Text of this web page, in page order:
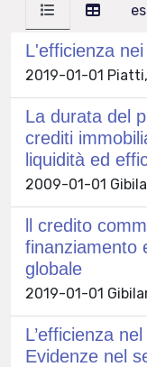
L'efficienza
2019-01-01
La durata del
crediti
liquidità ed
2009-01-01
ll credito
finanziamento
globale
2019-01-01
L’efficienza
Evidenze nel